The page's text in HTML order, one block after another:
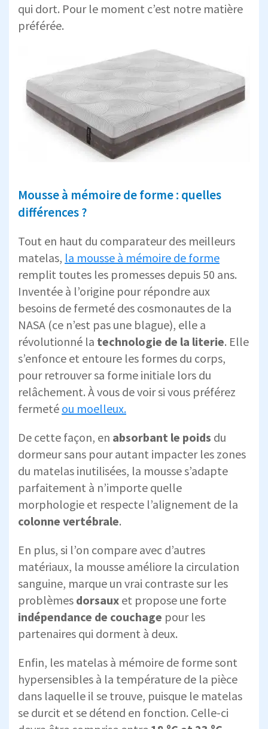
qui dort. Pour le moment c’est notre matière
préférée.
Mousse à mémoire de forme : quelles
différences ?
Tout en haut du comparateur des meilleurs
matelas, la mousse à mémoire de forme
remplit toutes les promesses depuis 50 ans.
Inventée à l’origine pour répondre aux
besoins de fermeté des cosmonautes de la
NASA (ce n’est pas une blague), elle a
révolutionné la technologie de la literie. Elle
s’enfonce et entoure les formes du corps,
pour retrouver sa forme initiale lors du
relâchement. À vous de voir si vous préférez
fermeté ou moelleux.
De cette façon, en absorbant le poids du
dormeur sans pour autant impacter les zones
du matelas inutilisées, la mousse s’adapte
parfaitement à n’importe quelle
morphologie et respecte l’alignement de la
colonne vertébrale.
En plus, si l’on compare avec d’autres
matériaux, la mousse améliore la circulation
sanguine, marque un vrai contraste sur les
problèmes dorsaux et propose une forte
indépendance de couchage pour les
partenaires qui dorment à deux.
Enfin, les matelas à mémoire de forme sont
hypersensibles à la température de la pièce
dans laquelle il se trouve, puisque le matelas
se durcit et se détend en fonction. Celle-ci